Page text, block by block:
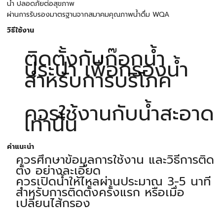
น้ำ ปลอดภัยต่อสุขภาพ
ผ่านการรับรองมาตรฐานจากสมาคมคุณภาพน้ำดื่ม WQA
วิธีใช้งาน
ติดตั้งกับก๊อกน้ำ
ประปา เพื่อกรองน้ำ
สำหรับการบริโภค
ควรใช้งานกับน้ำสะอาด
เท่านั้น
คำแนะนำ
ควรศึกษาข้อมูลการใช้งาน และวิธีการติด
ตั้ง อย่างละเอียด
ควรเปิดน้ำให้ไหลผ่านประมาณ 3-5 นาที
สำหรับการติดตั้งครั้งแรก หรือเมื่อ
เปลี่ยนไส้กรอง